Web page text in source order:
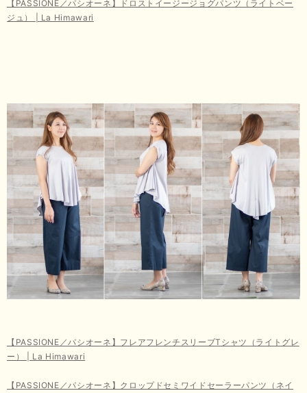
【PASSIONE／パシオーネ】ドロストイージージョグパンツ（ライトベー
ジュ） | La Himawari
【PASSIONE／パシオーネ】フレアフレンチスリーブTシャツ（ライトグレ
ー） | La Himawari
【PASSIONE／パシオーネ】クロップドセミワイドセーラーパンツ（ネイ